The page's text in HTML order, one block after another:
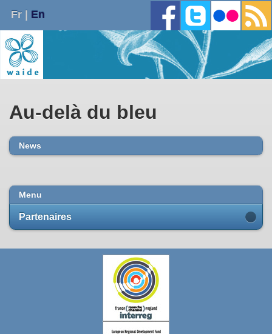
Fr | En
Au-delà du bleu
News
Menu
Partenaires